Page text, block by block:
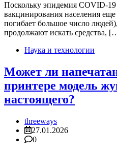
Поскольку эпидемия COVID-
вакцинирования населения
погибает большое число
продолжают искать средства,
Наука и технологии
Может ли
принтере модель
настоящего?
threeways
27.01.2026
0